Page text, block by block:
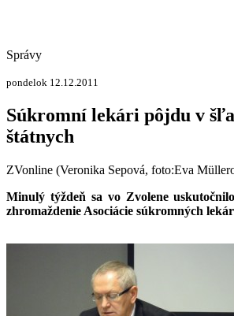
Správy
pondelok 12.12.2011
Súkromní lekári pôjdu v
štátnych
ZVonline (Veronika Sepová, foto:Eva
Minulý týždeň sa vo Zvolene
zhromaždenie Asociácie súkromných